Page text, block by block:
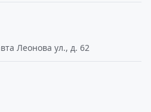
Леонова ул., д. 62